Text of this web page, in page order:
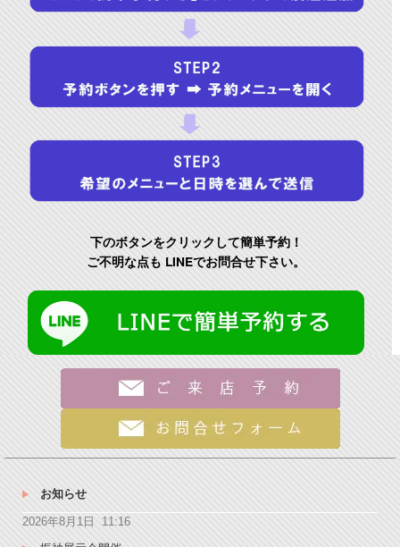
下のボタンをクリックして簡単予約！
ご不明な点も LINEでお問合せ下さい。
お知らせ
2026年8月1日 11:16